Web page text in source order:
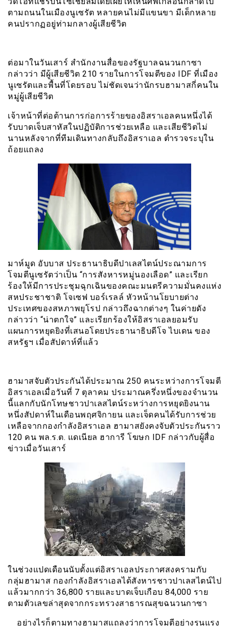
ตามถนนในเมืองนูเซรัต หลายคนไม่มีแขนขา มีเด็กหลาย
คนปรากฏอยู่ท่ามกลางผู้เสียชีวิต
ต่อมาในวันเสาร์ สำนักงานสื่อของรัฐบาลฉนวนกาซา
กล่าวว่า มีผู้เสียชีวิต 210 รายในการโจมตีของ IDF ที่เมือง
นูเซรัตและพื้นที่โดยรอบ ไม่ชัดเจนว่านักรบฮามาสกี่คนใน
หมู่ผู้เสียชีวิต
เจ้าหน้าที่ต่อต้านการก่อการร้ายของอิสราเอลคนหนึ่งได้
รับบาดเจ็บสาหัสในปฏิบัติการช่วยเหลือ และเสียชีวิตไม่
นานหลังจากที่ทีมเดินทางกลับถึงอิสราเอล ตำรวจระบุใน
ถ้อยแถลง
มาห์มูด อับบาส ประธานาธิบดีปาเลสไตน์ประณามการ
โจมตีนูเซรัตว่าเป็น “การสังหารหมู่นองเลือด” และเรียก
ร้องให้มีการประชุมฉุกเฉินของคณะมนตรีความมั่นคงแห่ง
สหประชาชาติ โจเซฟ บอร์เรลล์ หัวหน้านโยบายต่าง
ประเทศของสหภาพยุโรป กล่าวถึงฉากต่างๆ ในค่ายดัง
กล่าวว่า “น่าตกใจ” และเรียกร้องให้อิสราเอลยอมรับ
แผนการหยุดยิงที่เสนอโดยประธานาธิบดีโจ ไบเดน ของ
สหรัฐฯ เมื่อสัปดาห์ที่แล้ว
ฮามาสจับตัวประกันได้ประมาณ 250 คนระหว่างการโจมตี
อิสราเอลเมื่อวันที่ 7 ตุลาคม ประมาณครึ่งหนึ่งของจำนวน
นี้แลกกับนักโทษชาวปาเลสไตน์ระหว่างการหยุดยิงนาน
หนึ่งสัปดาห์ในเดือนพฤศจิกายน และเจ็ดคนได้รับการช่วย
เหลือจากกองกำลังอิสราเอล ฮามาสยังคงจับตัวประกันราว
120 คน พล.ร.ต. แดเนียล ฮาการี โฆษก IDF กล่าวกับผู้สื่อ
ข่าวเมื่อวันเสาร์
ในช่วงแปดเดือนนับตั้งแต่อิสราเอลประกาศสงครามกับ
กลุ่มฮามาส กองกำลังอิสราเอลได้สังหารชาวปาเลสไตน์ไป
แล้วมากกว่า 36,800 รายและบาดเจ็บเกือบ 84,000 ราย
ตามตัวเลขล่าสุดจากกระทรวงสาธารณสุขฉนวนกาซา
อย่างไรก็ตามทางฮามาสแถลงว่าการโจมตีอย่างรุนแรง